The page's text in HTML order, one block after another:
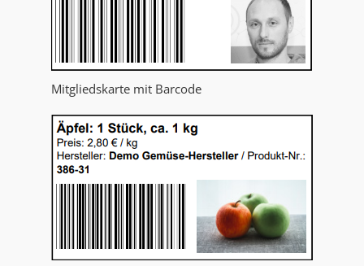
Mitgliedskarte mit Barcode